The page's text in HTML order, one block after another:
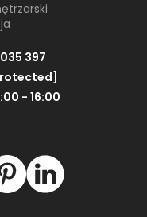
397
- 16:00